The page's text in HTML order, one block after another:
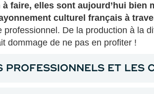
à faire, elles sont aujourd’hui
culturel français à
professionnel. De la production à la
dommage de ne pas en profiter !
PROFESSIONNELS ET LES